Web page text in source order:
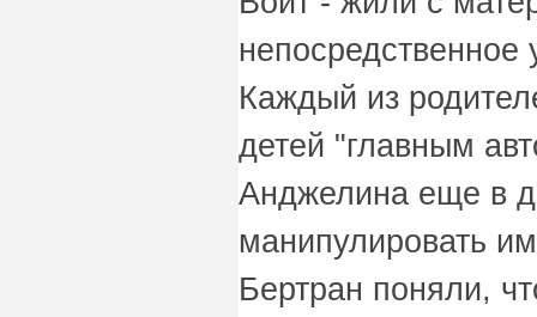
непосредственное
Каждый из
детей "главным
Анджелина еще в
манипулировать
Бертран поняли,